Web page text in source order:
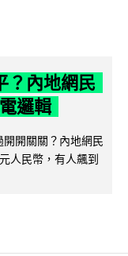
？內地網民
邏輯
開關關？內地網民
人民幣，有人飆到